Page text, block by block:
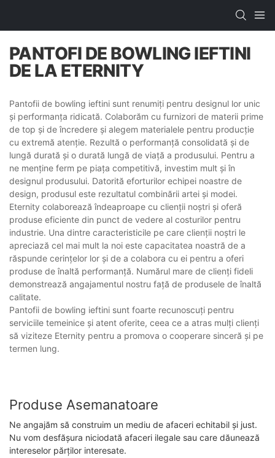
PANTOFI DE BOWLING IEFTINI
DE LA ETERNITY
Pantofii de bowling ieftini sunt renumiți pentru designul lor unic
și performanța ridicată. Colaborăm cu furnizori de materii prime
de top și de încredere și alegem materialele pentru producție
cu extremă atenție. Rezultă o performanță consolidată și de
lungă durată și o durată lungă de viață a produsului. Pentru a
ne menține ferm pe piața competitivă, investim mult și în
designul produsului. Datorită eforturilor echipei noastre de
design, produsul este rezultatul combinării artei și modei.
Eternity colaborează îndeaproape cu clienții noștri și oferă
produse eficiente din punct de vedere al costurilor pentru
industrie. Una dintre caracteristicile pe care clienții noștri le
apreciază cel mai mult la noi este capacitatea noastră de a
răspunde cerințelor lor și de a colabora cu ei pentru a oferi
produse de înaltă performanță. Numărul mare de clienți fideli
demonstrează angajamentul nostru față de produsele de înaltă
calitate.
Pantofii de bowling ieftini sunt foarte recunoscuți pentru
serviciile temeinice și atent oferite, ceea ce a atras mulți clienți
să viziteze Eternity pentru a promova o cooperare sinceră și pe
termen lung.
Produse Asemanatoare
Ne angajăm să construim un mediu de afaceri echitabil și just.
Nu vom desfășura niciodată afaceri ilegale sau care dăunează
intereselor părților interesate.